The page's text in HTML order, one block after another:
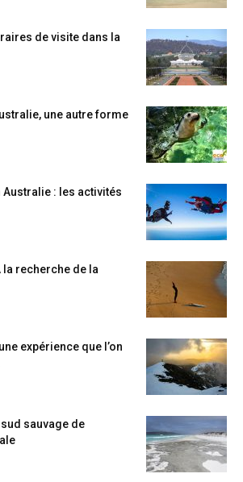
de visite dans la
une autre forme
: les activités
la recherche de la
expérience que l’on
sauvage de